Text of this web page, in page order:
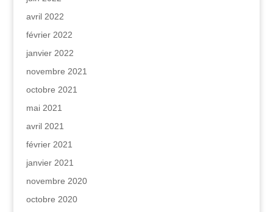
avril 2022
février 2022
janvier 2022
novembre 2021
octobre 2021
mai 2021
avril 2021
février 2021
janvier 2021
novembre 2020
octobre 2020